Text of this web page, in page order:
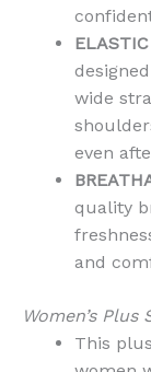
wide
even
quality
and
Women’s Plus
This